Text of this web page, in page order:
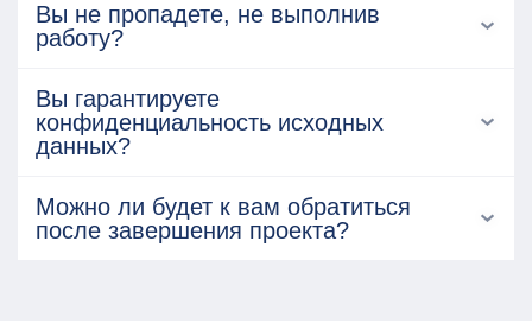
Вы не пропадете, не выполнив
работу?
Вы гарантируете
конфиденциальность исходных
данных?
Можно ли будет к вам обратиться
после завершения проекта?